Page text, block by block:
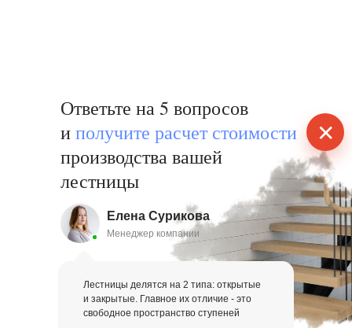
✕
Ответьте на 5 вопросов
иполучи те расчет стоимости
производства вашей
лестницы
Елена Сурикова
Менеджер компании
Лестницы делятся на 2 типа: открытые
и закрытые. Главное их отличие - это
свободное пространство ступеней